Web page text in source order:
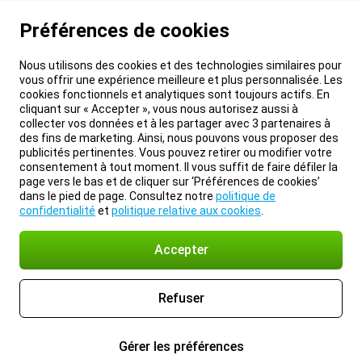
Préférences de cookies
Nous utilisons des cookies et des technologies similaires pour
vous offrir une expérience meilleure et plus personnalisée. Les
cookies fonctionnels et analytiques sont toujours actifs. En
cliquant sur « Accepter », vous nous autorisez aussi à
collecter vos données et à les partager avec 3 partenaires à
des fins de marketing. Ainsi, nous pouvons vous proposer des
publicités pertinentes. Vous pouvez retirer ou modifier votre
consentement à tout moment. Il vous suffit de faire défiler la
page vers le bas et de cliquer sur ‘Préférences de cookies’
dans le pied de page. Consultez notre politique de
confidentialité et politique relative aux cookies
Accepter
Refuser
Gérer les préférences